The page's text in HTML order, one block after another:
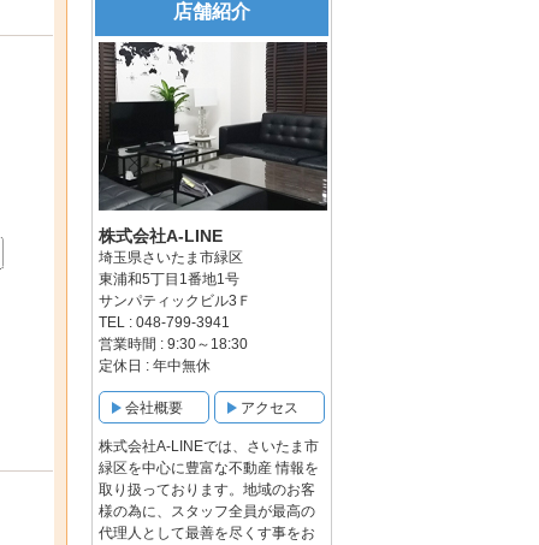
店舗紹介
株式会社A-LINE
埼玉県さいたま市緑区
東浦和5丁目1番地1号
サンパティックビル3Ｆ
TEL : 048-799-3941
営業時間 : 9:30～18:30
定休日 : 年中無休
会社概要 アクセス
株式会社A-LINEでは、さいたま市
緑区を中心に豊富な不動産 情報を
取り扱っております。地域のお客
様の為に、スタッフ全員が最高の
代理人として最善を尽くす事をお